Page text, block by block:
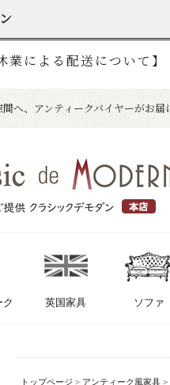
トップページ > アンティーク風家具 >